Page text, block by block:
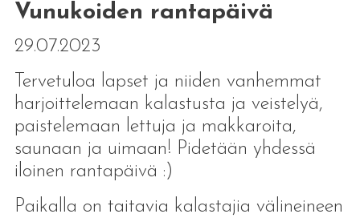
Vunukoiden rantapäivä
29.07.2023
Tervetuloa lapset ja niiden vanhemmat
harjoittelemaan kalastusta ja veistelyä,
paistelemaan lettuja ja makkaroita,
saunaan ja uimaan! Pidetään yhdessä
iloinen rantapäivä :)
Paikalla on taitavia kalastajia välineineen